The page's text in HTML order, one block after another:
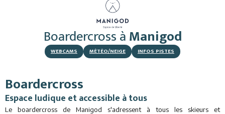
BoardercrossàManigod
WEBCAMS MÉTÉO/NEIGE INFOS PISTES
Boardercross
Espace ludique et accessible à tous
Le boardercross de Manigod s'adressent à tous les skieurs et